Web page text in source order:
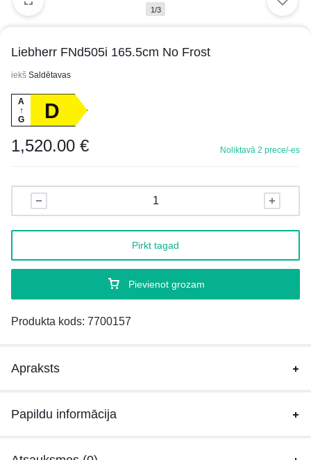
1/3
Liebherr FNd505i 165.5cm No Frost
iekš Saldētavas
A
↑
G
D
1,520.00 € Noliktavā 2 prece/-es
Pievienot grozam
Pirkt tagad
Produkta kods: 7700157
Apraksts
Papildu informācija